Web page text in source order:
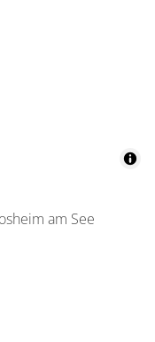
am See